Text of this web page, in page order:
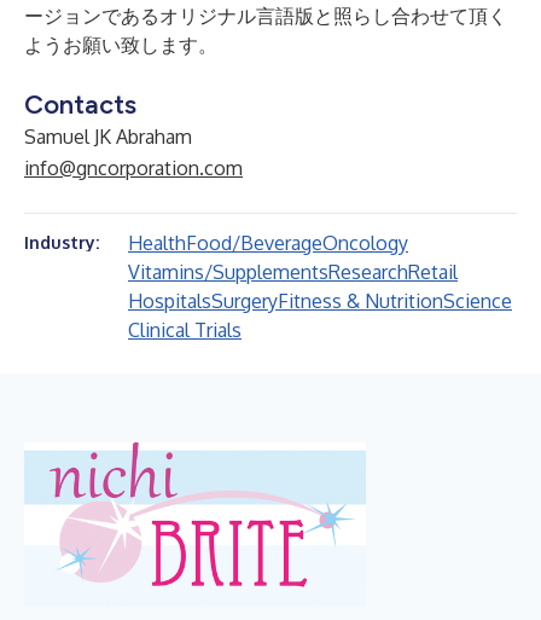
ージョンであるオリジナル言語版と照らし合わせて頂く
ようお願い致します。
Contacts
Samuel JK Abraham
info@gncorporation.com
Industry: HealthFood/BeverageOncology
Vitamins/SupplementsResearchRetail
HospitalsSurgeryFitness & NutritionScience
Clinical Trials